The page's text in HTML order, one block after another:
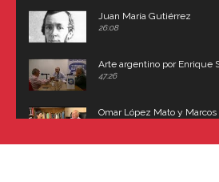
Juan María Gutiérrez
26:08
Arte argentino por Enrique
47:26
Omar López Mato y